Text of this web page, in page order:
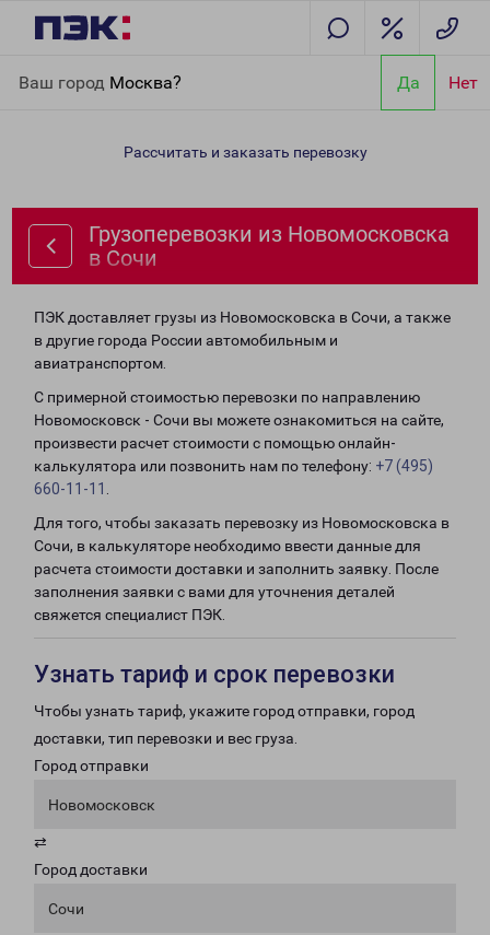
Ваш город Москва? Да Нет
Сочи
Рассчитать и заказать перевозку
Грузоперевозки из Новомосковска
в Сочи
ПЭК доставляет грузы из Новомосковска в Сочи, а также
в другие города России автомобильным и
авиатранспортом.
С примерной стоимостью перевозки по направлению
Новомосковск - Сочи вы можете ознакомиться на сайте,
произвести расчет стоимости с помощью онлайн-
калькулятора или позвонить нам по телефону: +7 (495)
660-11-11
Для того, чтобы заказать перевозку из Новомосковска в
Сочи, в калькуляторе необходимо ввести данные для
расчета стоимости доставки и заполнить заявку. После
заполнения заявки с вами для уточнения деталей
свяжется специалист ПЭК.
Узнать тариф и срок перевозки
Чтобы узнать тариф, укажите город отправки, город
доставки, тип перевозки и вес груза.
Город отправки
Новомосковск
⇄
Город доставки
Сочи